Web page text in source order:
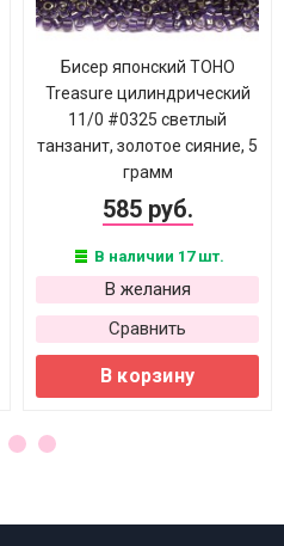
Бисер японский TOHO
Treasure цилиндрический
11/0 #0325 светлый
танзанит, золотое сияние, 5
грамм
585 руб.
В наличии 17 шт.
В желания
Сравнить
В корзину